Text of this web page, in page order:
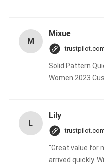
M
Mixue
trustpilot.com
Solid Pattern
Women 2023
L
Lily
trustpilot.com
"Great value for
arrived quickly.